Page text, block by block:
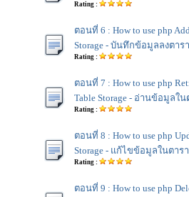
Rating :
ตอนที่ 6 : How to use php
Storage - บันทึกข้อมูลลงตาร
Rating :
ตอนที่ 7 : How to use php
Table Storage - อ่านข้อมูลใน
Rating :
ตอนที่ 8 : How to use php
Storage - แก้ไขข้อมูลในตาร
Rating :
ตอนที่ 9 : How to use php